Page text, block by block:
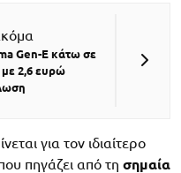
Gen-E κάτω σε
με 2,6 ευρώ
για τον ιδιαίτερο
πηγάζει από τη σημαία